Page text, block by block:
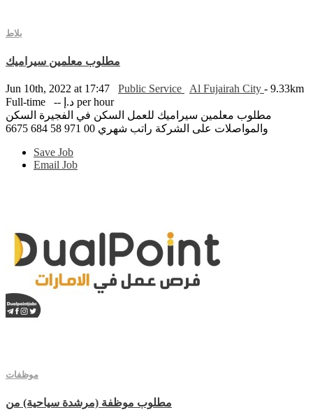
بلاط
مطلوب معلمين سيراميك
Jun 10th, 2022 at 17:47 Public Service Al Fujairah City - 9.33km
Full-time
-- د.إ per hour
مطلوب معلمين سيراميك للعمل السكن في الفجيرة السكن
Save Job
Email Job
موظفات
مطلوب موظفة (مرشدة سياحية) من